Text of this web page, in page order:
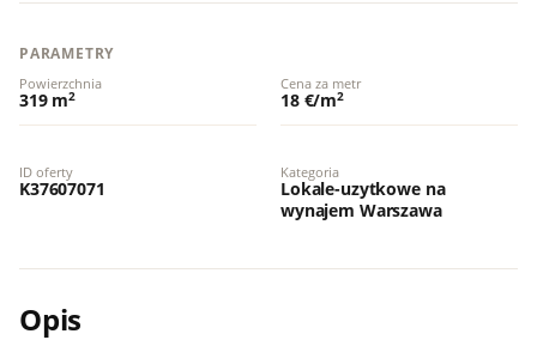
PARAMETRY
Powierzchnia
319 m2
Cena za metr
18 €/m2
ID oferty
K37607071
Kategoria
Lokale-uzytkowe na
wynajem Warszawa
Opis